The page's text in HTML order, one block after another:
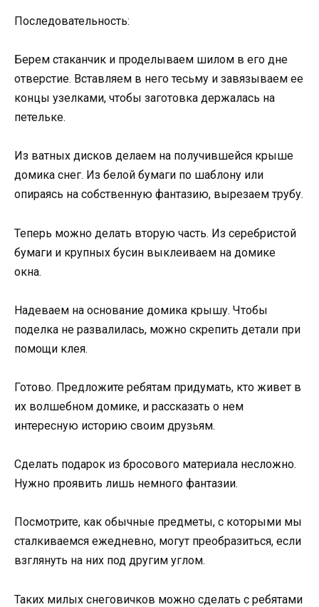
Последовательность:
Берем стаканчик и проделываем шилом в его дне
отверстие. Вставляем в него тесьму и завязываем ее
концы узелками, чтобы заготовка держалась на
петельке.
Из ватных дисков делаем на получившейся крыше
домика снег. Из белой бумаги по шаблону или
опираясь на собственную фантазию, вырезаем трубу.
Теперь можно делать вторую часть. Из серебристой
бумаги и крупных бусин выклеиваем на домике
окна.
Надеваем на основание домика крышу. Чтобы
поделка не развалилась, можно скрепить детали при
помощи клея.
Готово. Предложите ребятам придумать, кто живет в
их волшебном домике, и рассказать о нем
интересную историю своим друзьям.
Сделать подарок из бросового материала несложно.
Нужно проявить лишь немного фантазии.
Посмотрите, как обычные предметы, с которыми мы
сталкиваемся ежедневно, могут преобразиться, если
взглянуть на них под другим углом.
Таких милых снеговичков можно сделать с ребятами